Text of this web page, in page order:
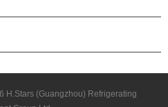
H.Stars (Guangzhou) Refrigerating